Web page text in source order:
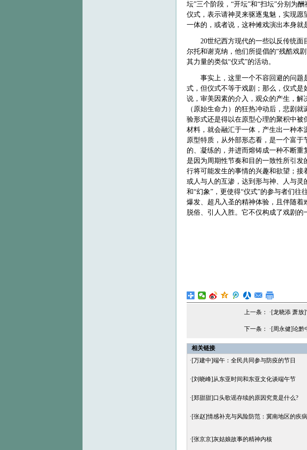
坛”三个阶段，“开坛”和“扫坛”分别为
仪式，表示请神灵来驱逐鬼魅，实现愿
一体的，或者说，这种傩戏演出本身就
20世纪西方现代的一些以反传统面
尔托和谢克纳，他们所提倡的“残酷戏
其力量的类似“仪式”的活动。
事实上，这里一个不容回避的问题
式，但仪式不等于戏剧；那么，仪式
说，审美因素的介入，观众的产生，
（原始生命力）的狂热冲动后，悲剧
验形式还是得以在原型心理的聚积中
材料，就会融汇于一体，产生出一种
原型特质，从外部形态看，是一个富
的、凝练的，并进而熔铸成一种不断
是因为周期性节奏和目的一致性所引发
行将可能发生的事情的兴趣和欲望；接
或人与人的互渗，达到形与神、人与灵
和“幻象”，更使得“仪式”的参与者们
爆发、超凡入圣的精神体验，且伴随着
脱俗、引人入胜。它不仅构成了戏剧的
上一条： ·[龙晓添 萧放
下一条： ·[周永健]论黔
相关链接
·[万建中]端午：全民共同参与防疫的节日
·[刘晓峰]从东亚时间和东亚文化谈端午节
·[郑甜甜]口头歌谣存续的原因究竟是什么?
·[张赵]情感补充与风险防范：冀南地区的疾
·[张京京]灰姑娘故事的精神内核